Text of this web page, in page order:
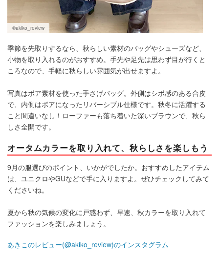
©️akiko_review
季節を先取りするなら、秋らしい素材のバッグやシューズなど、
小物を取り入れるのがおすすめ。手先や足先は思わず目が行くと
ころなので、手軽に秋らしい雰囲気が出せますよ。
写真はボア素材を使った手さげバッグ。外側はシボ感のある合皮
で、内側はボアになったリバーシブル仕様です。秋冬に活躍する
こと間違いなし！ローファーも落ち着いた深いブラウンで、秋ら
しさ全開です。
オータムカラーを取り入れて、秋らしさを楽しもう
9月の服選びのポイント、いかがでしたか。おすすめしたアイテム
は、ユニクロやGUなどで手に入りますよ。ぜひチェックしてみて
くださいね。
夏から秋の気候の変化に戸惑わず、早速、秋カラーを取り入れて
ファッションを楽しみましょう。
あきこのレビュー(@akiko_review)のインスタグラム